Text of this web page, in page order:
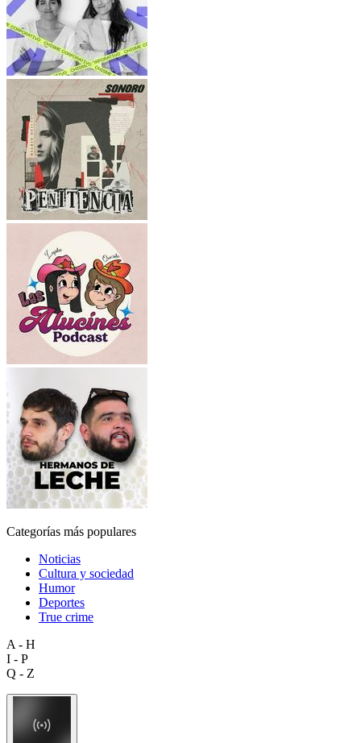
Categorías más populares
Noticias
Cultura y sociedad
Humor
Deportes
True crime
A - H
I - P
Q - Z